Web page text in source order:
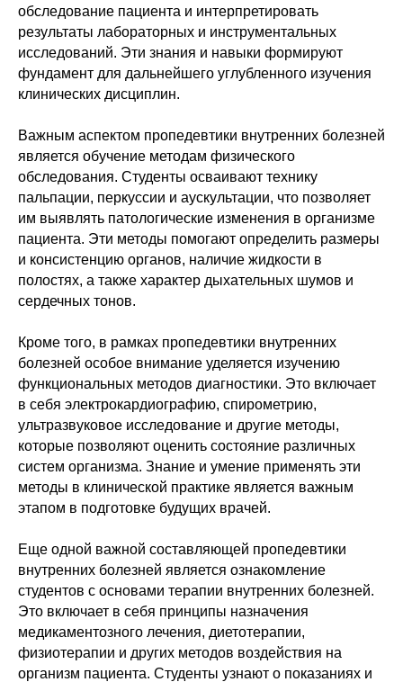
обследование пациента и интерпретировать
результаты лабораторных и инструментальных
исследований. Эти знания и навыки формируют
фундамент для дальнейшего углубленного изучения
клинических дисциплин.
Важным аспектом пропедевтики внутренних болезней
является обучение методам физического
обследования. Студенты осваивают технику
пальпации, перкуссии и аускультации, что позволяет
им выявлять патологические изменения в организме
пациента. Эти методы помогают определить размеры
и консистенцию органов, наличие жидкости в
полостях, а также характер дыхательных шумов и
сердечных тонов.
Кроме того, в рамках пропедевтики внутренних
болезней особое внимание уделяется изучению
функциональных методов диагностики. Это включает
в себя электрокардиографию, спирометрию,
ультразвуковое исследование и другие методы,
которые позволяют оценить состояние различных
систем организма. Знание и умение применять эти
методы в клинической практике является важным
этапом в подготовке будущих врачей.
Еще одной важной составляющей пропедевтики
внутренних болезней является ознакомление
студентов с основами терапии внутренних болезней.
Это включает в себя принципы назначения
медикаментозного лечения, диетотерапии,
физиотерапии и других методов воздействия на
организм пациента. Студенты узнают о показаниях и